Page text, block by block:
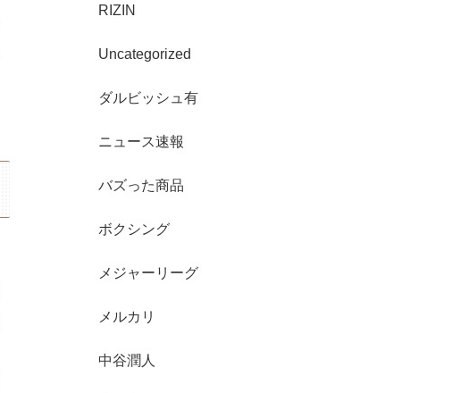
RIZIN
Uncategorized
ダルビッシュ有
ニュース速報
バズった商品
ボクシング
メジャーリーグ
メルカリ
中谷潤人